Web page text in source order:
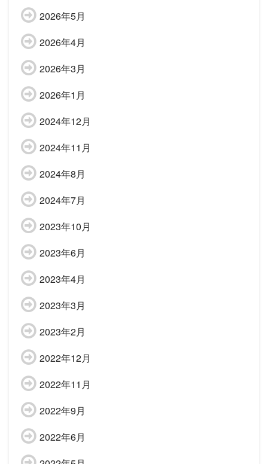
2026年5月
2026年4月
2026年3月
2026年1月
2024年12月
2024年11月
2024年8月
2024年7月
2023年10月
2023年6月
2023年4月
2023年3月
2023年2月
2022年12月
2022年11月
2022年9月
2022年6月